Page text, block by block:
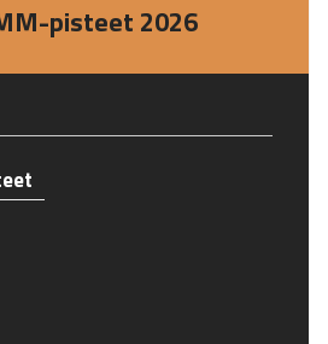
pisteet 2026